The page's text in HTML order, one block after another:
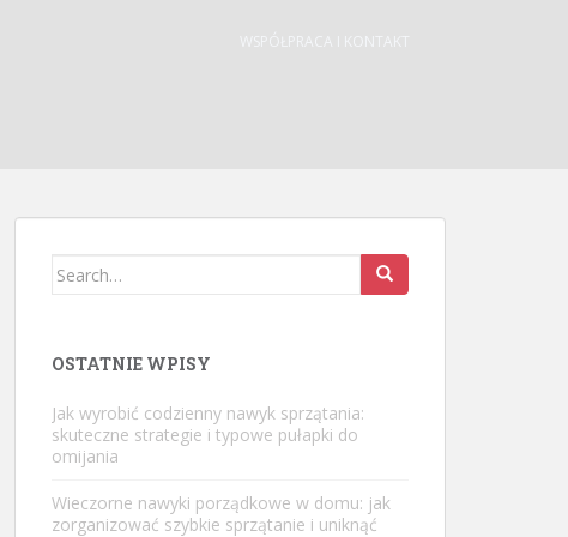
WSPÓŁPRACA I KONTAKT
Search
OSTATNIE WPISY
Jak wyrobić codzienny nawyk sprzątania:
skuteczne strategie i typowe pułapki do
omijania
Wieczorne nawyki porządkowe w domu: jak
zorganizować szybkie sprzątanie i uniknąć